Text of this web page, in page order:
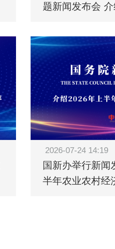
题新闻发布会 介
2026-07-24 14:19
国新办举行新闻
半年农业农村经